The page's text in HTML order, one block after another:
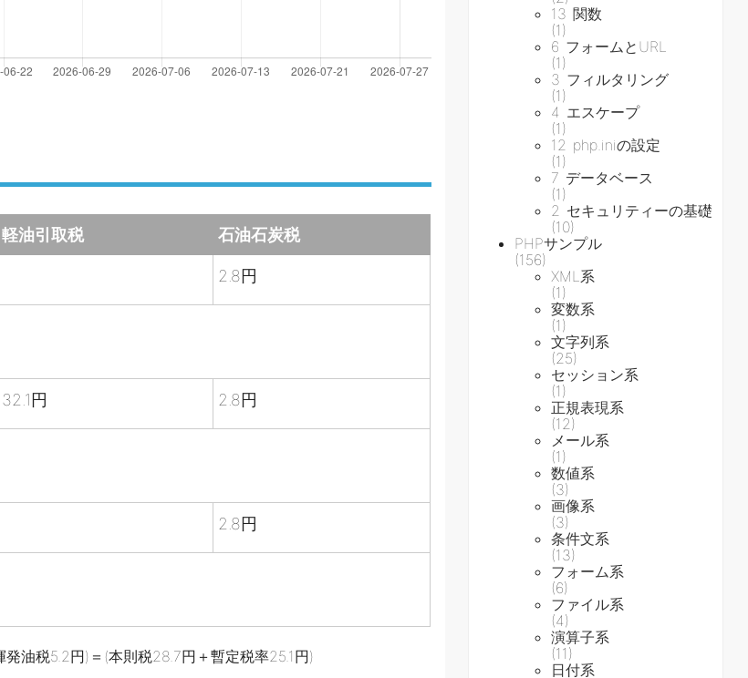
軽油引取税 石油石炭税
2.8円
32.1円 2.8円
2.8円
油税5.2円)＝(本則税28.7円＋暫定税率25.1円)
13 関数
(1)
6 フォームとURL
(1)
3 フィルタリング
(1)
4 エスケープ
(1)
12 php.iniの設定
(1)
7 データベース
(1)
2 セキュリティーの基礎
(10)
PHPサンプル
(156)
XML系
(1)
変数系
(1)
文字列系
(25)
セッション系
(1)
正規表現系
(12)
メール系
(1)
数値系
(3)
画像系
(3)
条件文系
(13)
フォーム系
(6)
ファイル系
(4)
演算子系
(11)
日付系